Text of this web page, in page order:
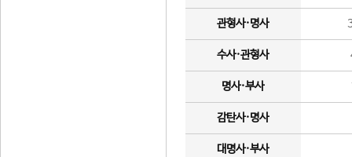
관형사·명사
수사·관형사
명사·부사
감탄사·명사
대명사·부사